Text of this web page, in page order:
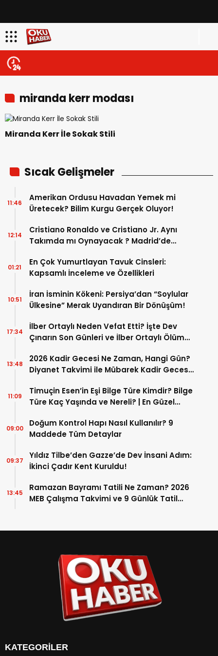
miranda kerr modası
Miranda Kerr İle Sokak Stili
Sıcak Gelişmeler
Amerikan Ordusu Havadan Yemek mi
Üretecek? Bilim Kurgu Gerçek Oluyor!
11:46
Cristiano Ronaldo ve Cristiano Jr. Aynı
Takımda mı Oynayacak ? Madrid’de
12:14
En Çok Yumurtlayan Tavuk Cinsleri:
Kapsamlı İnceleme ve Özellikleri
01:21
İran İsminin Kökeni: Persiya’dan “Soylular
Ülkesine” Merak Uyandıran Bir Dönüşüm!
10:51
İlber Ortaylı Neden Vefat Etti? İşte Dev
Çınarın Son Günleri ve İlber Ortaylı Ölüm
17:34
2026 Kadir Gecesi Ne Zaman, Hangi Gün?
Diyanet Takvimi ile Mübarek Kadir Gecesi
13:48
Timuçin Esen’in Eşi Bilge Türe Kimdir? Bilge
Türe Kaç Yaşında ve Nereli? | En Güzel
11:09
Doğum Kontrol Hapı Nasıl Kullanılır? 9
Maddede Tüm Detaylar
09:00
Yıldız Tilbe’den Gazze’de Dev İnsani Adım:
İkinci Çadır Kent Kuruldu!
09:37
Ramazan Bayramı Tatili Ne Zaman? 2026
MEB Çalışma Takvimi ve 9 Günlük Tatil
13:45
KATEGORİLER